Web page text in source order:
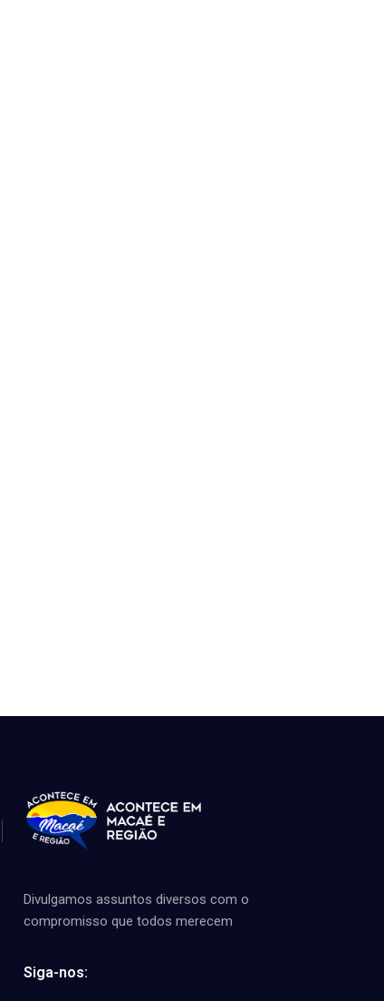
Divulgamos assuntos diversos com o
compromisso que todos merecem
Siga-nos: